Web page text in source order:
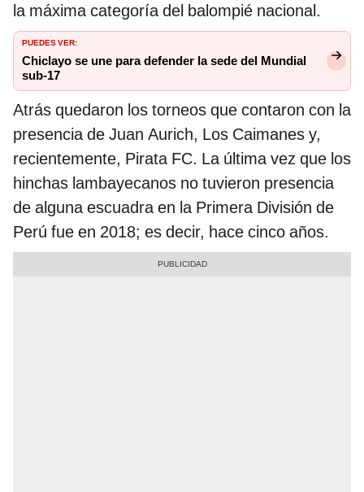
la máxima categoría del balompié nacional.
PUEDES VER:
Chiclayo se une para defender la sede del Mundial
sub-17
Atrás quedaron los torneos que contaron con la
presencia de Juan Aurich, Los Caimanes y,
recientemente, Pirata FC. La última vez que los
hinchas lambayecanos no tuvieron presencia
de alguna escuadra en la Primera División de
Perú fue en 2018; es decir, hace cinco años.